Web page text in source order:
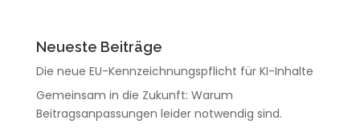
Neueste Beiträge
Die neue EU-Kennzeichnungspflicht für KI-Inhalte
Gemeinsam in die Zukunft: Warum
Beitragsanpassungen leider notwendig sind.